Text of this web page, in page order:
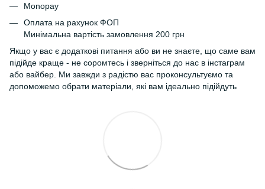
Monopay
Оплата на рахунок ФОП
Минімальна вартість замовлення 200 грн
Якщо у вас є додаткові питання або ви не знаєте, що саме вам
підійде краще - не соромтесь і зверніться до нас в інстаграм
або вайбер. Ми завжди з радістю вас проконсультуємо та
допоможемо обрати матеріали, які вам ідеально підійдуть